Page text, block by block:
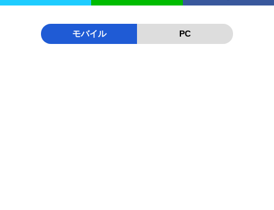
モバイル PC